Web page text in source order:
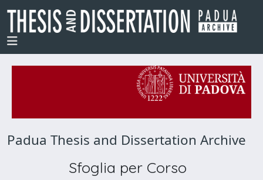
Padua Thesis and Dissertation Archive
Sfoglia per Corso